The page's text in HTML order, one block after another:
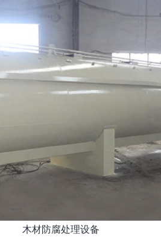
木材防腐处理设备